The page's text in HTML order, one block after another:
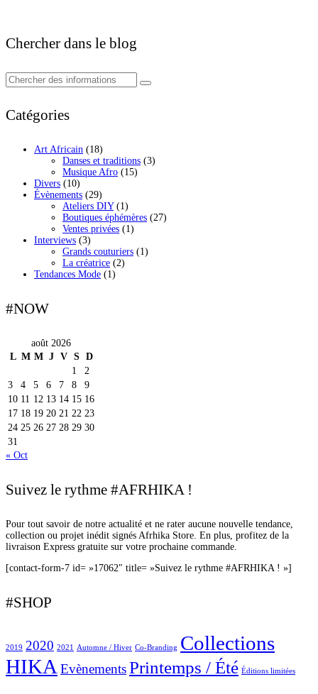
Chercher dans le blog
Catégories
Art Africain (18)
Danses et traditions (3)
Musique Afro (15)
Divers (10)
Évènements (29)
Ateliers DIY (1)
Boutiques éphémères (27)
Ventes privées (1)
Interviews (3)
Grands couturiers (1)
La créatrice (2)
Tendances Mode (1)
#NOW
août 2026
L M M J V S D
1
2
3
4 5 6 7 8
9
10 11 12 13 14 15 16
17 18 19 20 21 22 23
24 25 26 27 28 29 30
31
« Oct
Suivez le rythme #AFRHIKA !
Pour tout savoir de notre actualité et ne rater aucune nouvelle tendance,
collection ou projet inédit signés Afrhika Store. En plus, profitez de la
livraison Express gratuite sur votre prochaine commande.
[contact-form-7 id= »17062″ title= »Suivez le rythme #AFRHIKA ! »]
#SHOP
2019 2020 2021 Automne / Hiver Co-Branding Collections
HIKA EvènementsPrintemps / Été Éditions limitées